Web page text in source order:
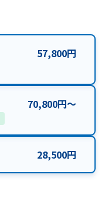
57,800円
70,800円〜
28,500円